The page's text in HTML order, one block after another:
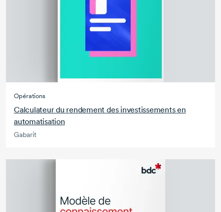
Opérations
Calculateur du rendement des investissements en
automatisation
Gabarit